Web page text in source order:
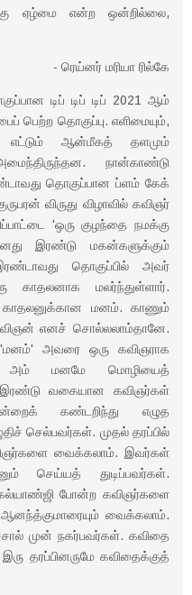
ஏழ்மை என்ற ஒன்றில்லை,
- ரெய்னர் மரியா ரில்கே
டிப் டிப் டிப் 2021 ஆம்
பெற்ற தொகுப்பு. எளிமையும்,
எட்டும் ஆன்மீகத் தளமும்
நான்காண்டு
தொகுப்பான ப்ளம் கேக்
விருது விழாவில் கவிஞர்
'ஒரு குழந்தை நமக்கு
இரண்டு மகன்களுக்கும்
தொகுப்பில் அவர்
காதலனாக மலர்ந்துள்ளார்.
மனம். காணும்
எனச் சொல்லலாம்தானே.
அவரை ஒரு கவிஞராக
அம் மனமே மொழியைத்
இரண்டு வகையான கவிஞர்கள்
கண்டறிந்து எழுத
செல்பவர்கள். முதல் தரப்பில்
வைக்கலாம். இவர்கள்
செய்யத் துடிப்பவர்கள்.
போன்ற கவிஞர்களை
வைக்கலாம்.
முன் நகர்பவர்கள். கவிதை
தரப்பினருமே கவிதைக்குத்